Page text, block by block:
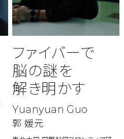
ファイバーで
脳の謎を
解き明かす
Yuanyuan Guo
郭 媛元